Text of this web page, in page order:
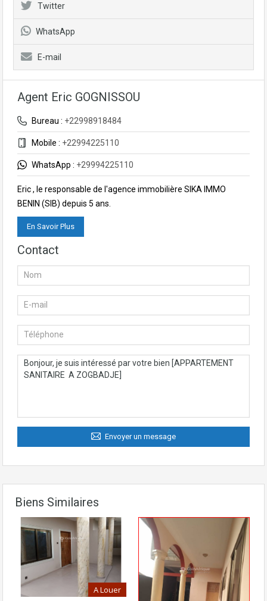
Twitter
WhatsApp
E-mail
Agent Eric GOGNISSOU
Bureau : +22998918484
Mobile : +22994225110
WhatsApp : +29994225110
Eric , le responsable de l'agence immobilière SIKA IMMO
BENIN (SIB) depuis 5 ans.
En Savoir Plus
Contact
Envoyer un message
Biens Similaires
A Louer